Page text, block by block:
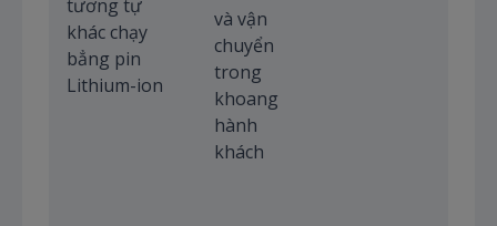
tương tự
khác chạy
bẳng pin
Lithium-ion
và vận
chuyển
trong
khoang
hành
khách